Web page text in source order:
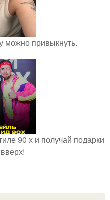
можно привыкнуть.
90 х и получай подарки